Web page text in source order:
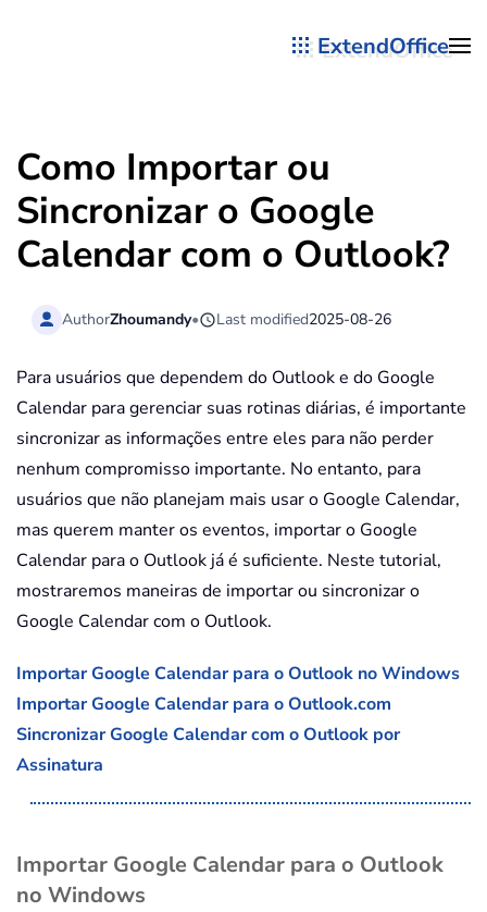
ExtendOffice
Como Importar ou
Sincronizar o Google
Calendar com o Outlook?
AuthorZhoumandy• Last modified2025-08-26
Para usuários que dependem do Outlook e do Google
Calendar para gerenciar suas rotinas diárias, é importante
sincronizar as informações entre eles para não perder
nenhum compromisso importante. No entanto, para
usuários que não planejam mais usar o Google Calendar,
mas querem manter os eventos, importar o Google
Calendar para o Outlook já é suficiente. Neste tutorial,
mostraremos maneiras de importar ou sincronizar o
Google Calendar com o Outlook.
Importar Google Calendar para o Outlook no Windows
Importar Google Calendar para o Outlook.com
Sincronizar Google Calendar com o Outlook por
Assinatura
Importar Google Calendar para o Outlook
no Windows